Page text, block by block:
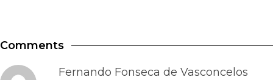
Comments
Fernando Fonseca de Vasconcelos